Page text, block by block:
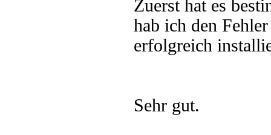
Zuerst hat es
hab ich den
erfolgreich
Sehr gut.